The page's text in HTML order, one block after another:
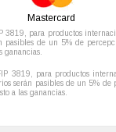
Mastercard
3819, para productos
pasibles de un 5% de
ganancias.
3819, para productos
serán pasibles de un 5% de
a las ganancias.